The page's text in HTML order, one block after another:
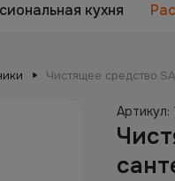
кухня
Чистящее
Артикул: